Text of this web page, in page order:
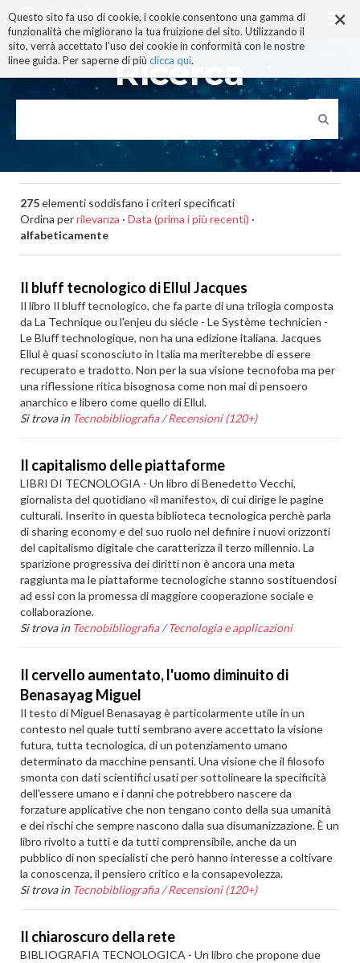
×
Questo sito fa uso di cookie, i cookie consentono una gamma di
funzionalità che migliorano la tua fruizione del sito. Utilizzando il
sito, verrà accettato l'uso dei cookie in conformità con le nostre
linee guida. Per saperne di più clicca qui.
ai
contenuti.
|
alla
navigazione
Ricerca
275elementi soddisfano i criteri specificati
Ordina perrilevanza · Data (prima i più recenti) ·
alfabeticamente
Il bluff tecnologico di Ellul Jacques
Il libro Il bluff tecnologico, che fa parte di una trilogia composta
da La Technique ou l'enjeu du siécle - Le Système technicien -
Le Bluff technologique, non ha una edizione italiana. Jacques
Ellul è quasi sconosciuto in Italia ma meriterebbe di essere
recuperato e tradotto. Non per la sua visione tecnofoba ma per
una riflessione ritica bisognosa come non mai di pensoero
anarchico e libero come quello di Ellul.
Si trova in Tecnobibliografia /Recensioni (120+)
Il capitalismo delle piattaforme
LIBRI DI TECNOLOGIA - Un libro di Benedetto Vecchi,
giornalista del quotidiano «il manifesto», di cui dirige le pagine
culturali. Inserito in questa biblioteca tecnologica perchè parla
di sharing economy e del suo ruolo nel definire i nuovi orizzonti
del capitalismo digitale che caratterizza il terzo millennio. La
sparizione progressiva dei diritti non è ancora una meta
raggiunta ma le piattaforme tecnologiche stanno sostituendosi
ad essi con la promessa di maggiore cooperazione sociale e
collaborazione.
Si trova in Tecnobibliografia /Tecnologia e applicazioni
Il cervello aumentato, l'uomo diminuito di
Benasayag Miguel
Il testo di Miguel Benasayag è particolarmente utile in un
contesto nel quale tutti sembrano avere accettato la visione
futura, tutta tecnologica, di un potenziamento umano
determinato da macchine pensanti. Una visione che il filosofo
smonta con dati scientifici usati per sottolineare la specificità
dell'essere umano e i danni che potrebbero nascere da
forzature applicative che non tengano conto della sua umanità
e dei rischi che sempre nascono dalla sua disumanizzazione. È un
libro rivolto a tutti e da tutti comprensibile, anche da un
pubblico di non specialisti che però hanno interesse a coltivare
la conoscenza, il pensiero critico e la consapevolezza.
Si trova in Tecnobibliografia /Recensioni (120+)
Il chiaroscuro della rete
BIBLIOGRAFIA TECNOLOGICA - Un libro che propone due